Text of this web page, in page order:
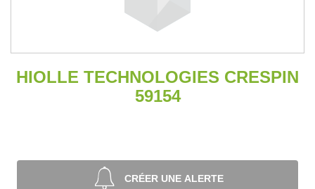
HIOLLE TECHNOLOGIES CRESPIN
59154
CRÉER UNE ALERTE